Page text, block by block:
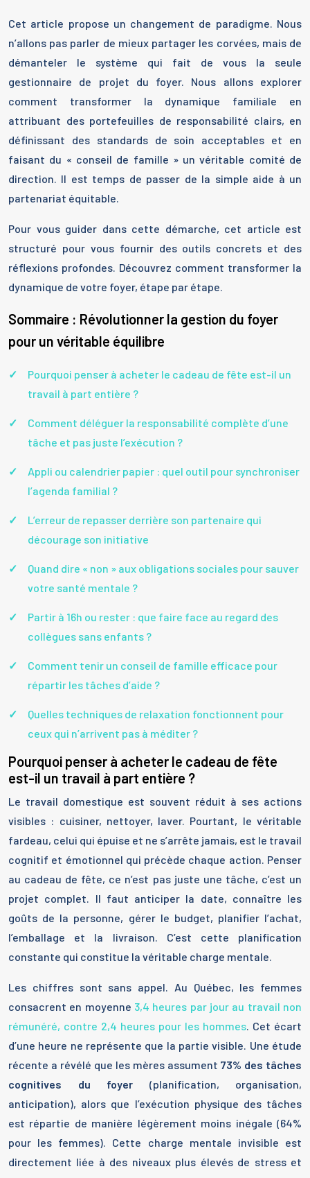
Cet article propose un changement de paradigme. Nous
n’allons pas parler de mieux partager les corvées, mais de
démanteler le système qui fait de vous la seule
gestionnaire de projet du foyer. Nous allons explorer
comment transformer la dynamique familiale en
attribuant des portefeuilles de responsabilité clairs, en
définissant des standards de soin acceptables et en
faisant du « conseil de famille » un véritable comité de
direction. Il est temps de passer de la simple aide à un
partenariat équitable.
Pour vous guider dans cette démarche, cet article est
structuré pour vous fournir des outils concrets et des
réflexions profondes. Découvrez comment transformer la
dynamique de votre foyer, étape par étape.
Sommaire : Révolutionner la gestion du foyer
pour un véritable équilibre
Pourquoi penser à acheter le cadeau de fête est-il un
travail à part entière ?
Comment déléguer la responsabilité complète d’une
tâche et pas juste l’exécution ?
Appli ou calendrier papier : quel outil pour synchroniser
l’agenda familial ?
L’erreur de repasser derrière son partenaire qui
décourage son initiative
Quand dire « non » aux obligations sociales pour sauver
votre santé mentale ?
Partir à 16h ou rester : que faire face au regard des
collègues sans enfants ?
Comment tenir un conseil de famille efficace pour
répartir les tâches d’aide ?
Quelles techniques de relaxation fonctionnent pour
ceux qui n’arrivent pas à méditer ?
Pourquoi penser à acheter le cadeau de fête
est-il un travail à part entière ?
Le travail domestique est souvent réduit à ses actions
visibles : cuisiner, nettoyer, laver. Pourtant, le véritable
fardeau, celui qui épuise et ne s’arrête jamais, est le travail
cognitif et émotionnel qui précède chaque action. Penser
au cadeau de fête, ce n’est pas juste une tâche, c’est un
projet complet. Il faut anticiper la date, connaître les
goûts de la personne, gérer le budget, planifier l’achat,
l’emballage et la livraison. C’est cette planification
constante qui constitue la véritable charge mentale.
Les chiffres sont sans appel. Au Québec, les femmes
consacrent en moyenne 3,4 heures par jour au travail non
rémunéré, contre 2,4 heures pour les hommes . Cet écart
d’une heure ne représente que la partie visible. Une étude
récente a révélé que les mères assument 73% des tâches
cognitives du foyer (planification, organisation,
anticipation), alors que l’exécution physique des tâches
est répartie de manière légèrement moins inégale (64%
pour les femmes). Cette charge mentale invisible est
directement liée à des niveaux plus élevés de stress et